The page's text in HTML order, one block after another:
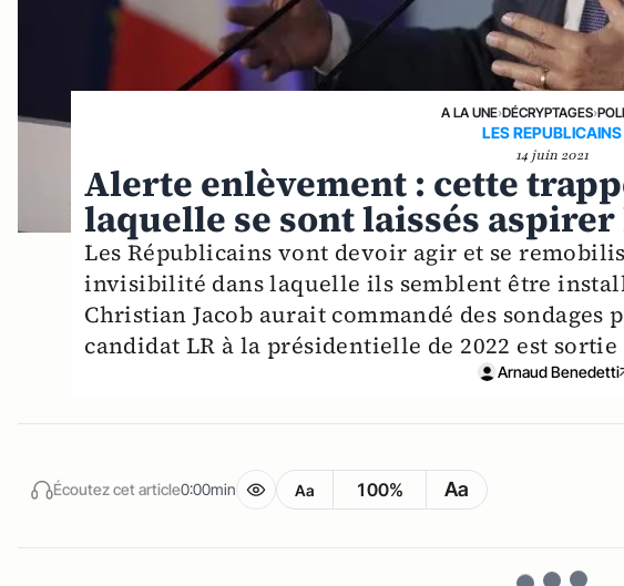
A LA UNE›DÉCRYPTAGES›
LES REPUBLICAINS
14 juin 2021
Alerte enlèvement : cette
laquelle se sont laissés aspirer
Les Républicains vont devoir agir et se
invisibilité dans laquelle ils semblent être
Christian Jacob aurait commandé des
candidat LR à la présidentielle de 2022 est
Arnaud Benedetti
Écoutez cet article0:00min Aa 100% Aa